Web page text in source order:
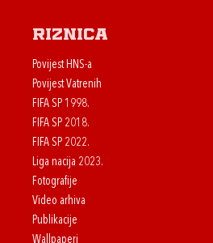
Riznica
Povijest HNS-a
Povijest Vatrenih
FIFA SP 1998.
FIFA SP 2018.
FIFA SP 2022.
Liga nacija 2023.
Fotografije
Video arhiva
Publikacije
Wallpaperi